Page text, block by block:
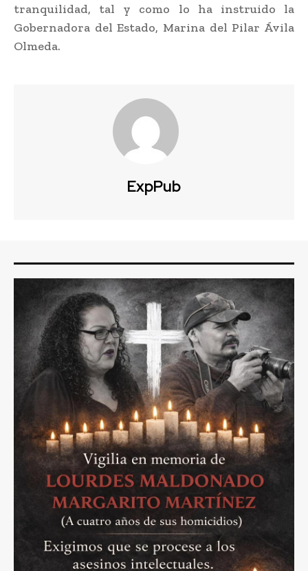
tranquilidad, tal y como lo ha instruido la
Gobernadora del Estado, Marina del Pilar Ávila
Olmeda.
ExpPub